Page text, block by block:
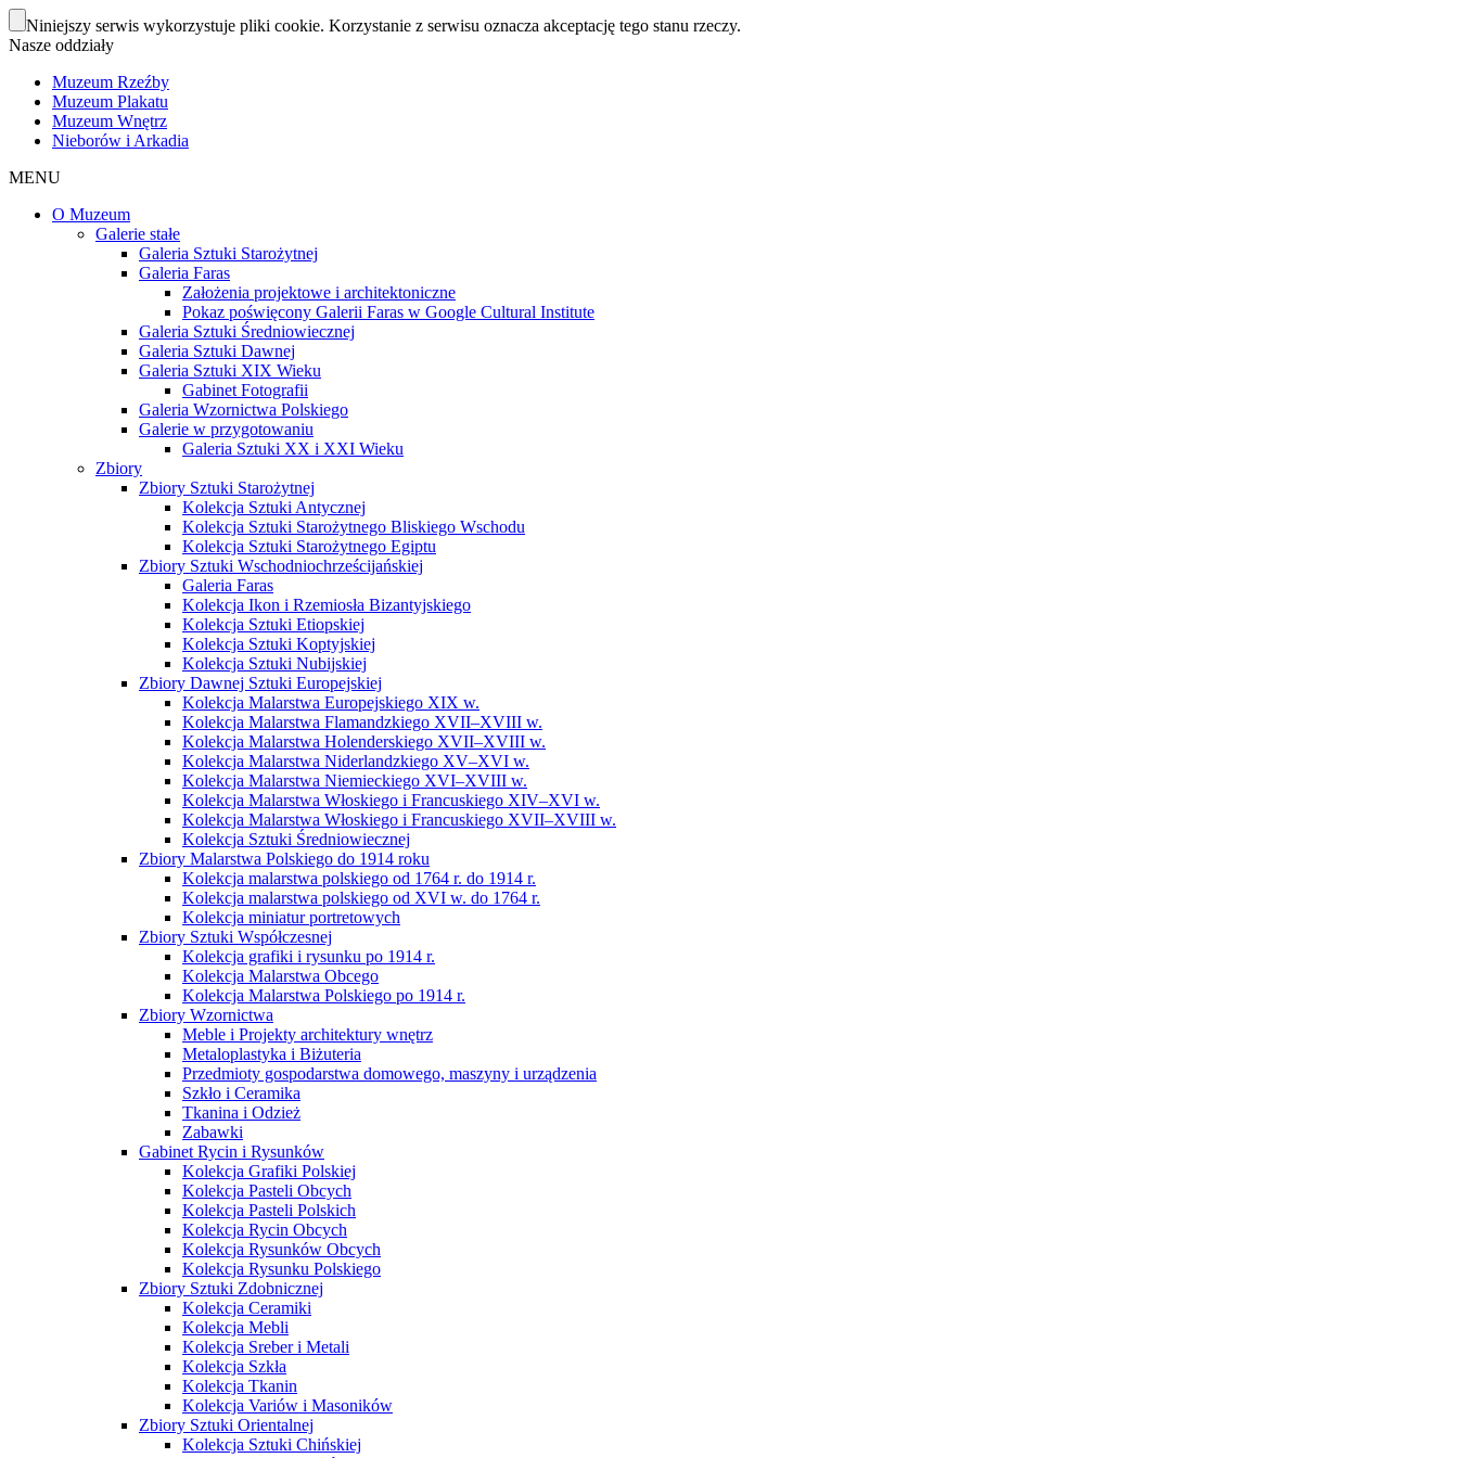
Niniejszy serwis wykorzystuje pliki cookie. Korzystanie z serwisu oznacza akceptację tego stanu rzeczy.
Nasze oddziały
Muzeum Rzeźby
Muzeum Plakatu
Muzeum Wnętrz
Nieborów i Arkadia
MENU
O Muzeum
Galerie stałe
Galeria Sztuki Starożytnej
Galeria Faras
Założenia projektowe i architektoniczne
Pokaz poświęcony Galerii Faras w Google Cultural Institute
Galeria Sztuki Średniowiecznej
Galeria Sztuki Dawnej
Galeria Sztuki XIX Wieku
Gabinet Fotografii
Galeria Wzornictwa Polskiego
Galerie w przygotowaniu
Galeria Sztuki XX i XXI Wieku
Zbiory
Zbiory Sztuki Starożytnej
Kolekcja Sztuki Antycznej
Kolekcja Sztuki Starożytnego Bliskiego Wschodu
Kolekcja Sztuki Starożytnego Egiptu
Zbiory Sztuki Wschodniochrześcijańskiej
Galeria Faras
Kolekcja Ikon i Rzemiosła Bizantyjskiego
Kolekcja Sztuki Etiopskiej
Kolekcja Sztuki Koptyjskiej
Kolekcja Sztuki Nubijskiej
Zbiory Dawnej Sztuki Europejskiej
Kolekcja Malarstwa Europejskiego XIX w.
Kolekcja Malarstwa Flamandzkiego XVII–XVIII w.
Kolekcja Malarstwa Holenderskiego XVII–XVIII w.
Kolekcja Malarstwa Niderlandzkiego XV–XVI w.
Kolekcja Malarstwa Niemieckiego XVI–XVIII w.
Kolekcja Malarstwa Włoskiego i Francuskiego XIV–XVI w.
Kolekcja Malarstwa Włoskiego i Francuskiego XVII–XVIII w.
Kolekcja Sztuki Średniowiecznej
Zbiory Malarstwa Polskiego do 1914 roku
Kolekcja malarstwa polskiego od 1764 r. do 1914 r.
Kolekcja malarstwa polskiego od XVI w. do 1764 r.
Kolekcja miniatur portretowych
Zbiory Sztuki Współczesnej
Kolekcja grafiki i rysunku po 1914 r.
Kolekcja Malarstwa Obcego
Kolekcja Malarstwa Polskiego po 1914 r.
Zbiory Wzornictwa
Meble i Projekty architektury wnętrz
Metaloplastyka i Biżuteria
Przedmioty gospodarstwa domowego, maszyny i urządzenia
Szkło i Ceramika
Tkanina i Odzież
Zabawki
Gabinet Rycin i Rysunków
Kolekcja Grafiki Polskiej
Kolekcja Pasteli Obcych
Kolekcja Pasteli Polskich
Kolekcja Rycin Obcych
Kolekcja Rysunków Obcych
Kolekcja Rysunku Polskiego
Zbiory Sztuki Zdobnicznej
Kolekcja Ceramiki
Kolekcja Mebli
Kolekcja Sreber i Metali
Kolekcja Szkła
Kolekcja Tkanin
Kolekcja Variów i Masoników
Zbiory Sztuki Orientalnej
Kolekcja Sztuki Chińskiej